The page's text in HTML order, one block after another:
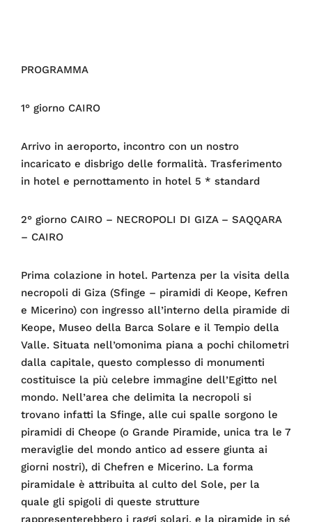
PROGRAMMA
1° giorno CAIRO
Arrivo in aeroporto, incontro con un nostro
incaricato e disbrigo delle formalità. Trasferimento
in hotel e pernottamento in hotel 5 * standard
2° giorno CAIRO – NECROPOLI DI GIZA – SAQQARA
– CAIRO
Prima colazione in hotel. Partenza per la visita della
necropoli di Giza (Sfinge – piramidi di Keope, Kefren
e Micerino) con ingresso all’interno della piramide di
Keope, Museo della Barca Solare e il Tempio della
Valle. Situata nell’omonima piana a pochi chilometri
dalla capitale, questo complesso di monumenti
costituisce la più celebre immagine dell’Egitto nel
mondo. Nell’area che delimita la necropoli si
trovano infatti la Sfinge, alle cui spalle sorgono le
piramidi di Cheope (o Grande Piramide, unica tra le 7
meraviglie del mondo antico ad essere giunta ai
giorni nostri), di Chefren e Micerino. La forma
piramidale è attribuita al culto del Sole, per la
quale gli spigoli di queste strutture
rappresenterebbero i raggi solari, e la piramide in sé